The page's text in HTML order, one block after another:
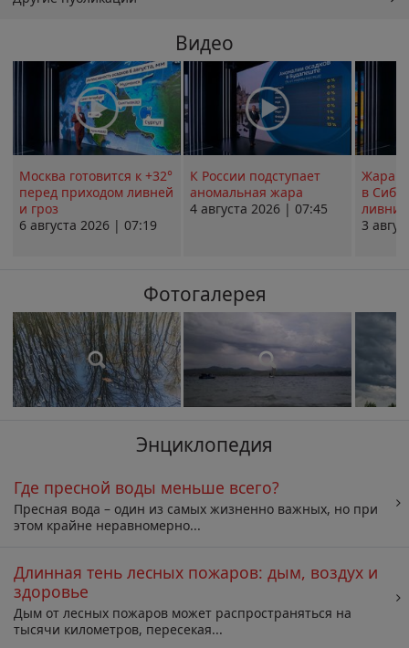
Видео
Москва готовится к +32°
перед приходом ливней
и гроз
6 августа 2026 | 07:19
К России подступает
аномальная жара
4 августа 2026 | 07:45
Жара в
в
ливни
3
Фотогалерея
Энциклопедия
Где пресной воды меньше всего?
Пресная вода – один из самых жизненно важных, но при
этом крайне неравномерно...
Длинная тень лесных пожаров: дым, воздух и
здоровье
Дым от лесных пожаров может распространяться на
тысячи километров, пересекая...